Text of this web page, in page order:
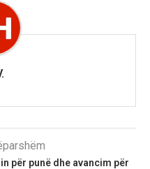
për punë dhe avancim për